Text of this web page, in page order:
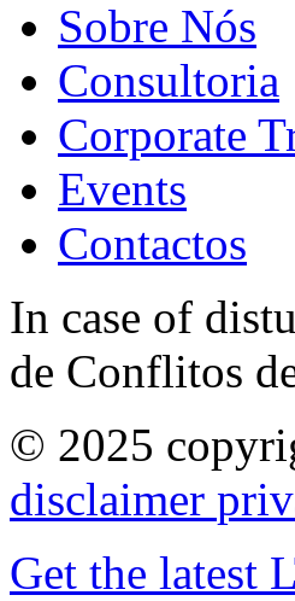
Sobre Nós
Consultoria
Corporate
Events
Contactos
In case of
de Conflitos
© 2025
disclaimer
Get the latest